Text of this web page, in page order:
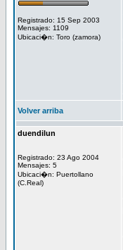
Registrado: 15 Sep 2003
Mensajes: 1109
Ubicaci�n: Toro (zamora)
Volver arriba
duendilun
Registrado: 23 Ago 2004
Mensajes: 5
Ubicaci�n: Puertollano
(C.Real)